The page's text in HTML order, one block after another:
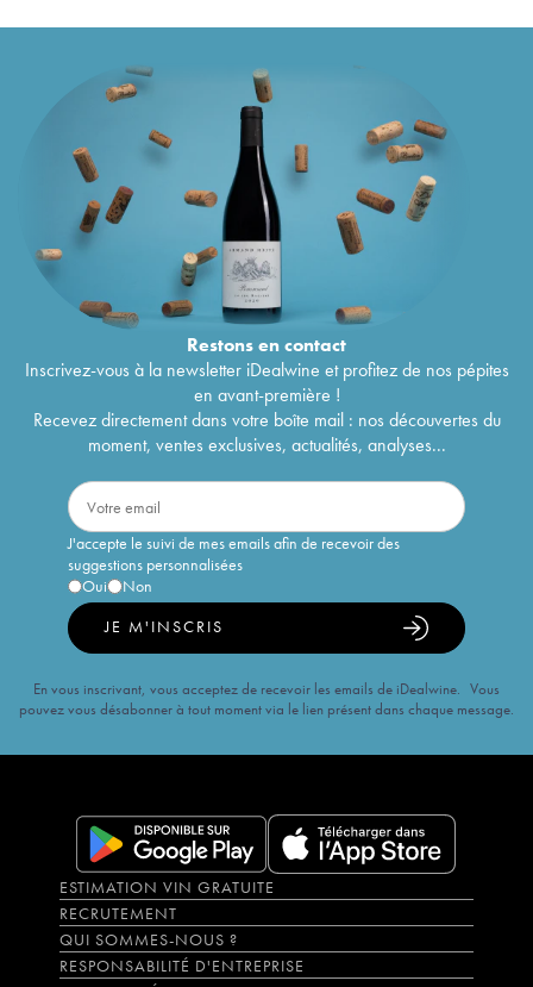
Restons encontact
Inscrivez-vous à la newsletter iDealwine et profitez de nos pépites
en avant-première !
Recevez directement dans votre boîte mail : nos découvertes du
moment, ventes exclusives, actualités, analyses...
J'accepte le suivi de mes emails afin de recevoir des
suggestions personnalisées
Oui
Non
JE M'INSCRIS
En vous inscrivant, vous acceptez de recevoir les emails de iDealwine. Vous
pouvez vous désabonner à tout moment via le lien présent dans chaque message.
ESTIMATION VIN GRATUITE
RECRUTEMENT
QUI SOMMES-NOUS ?
RESPONSABILITÉ D'ENTREPRISE